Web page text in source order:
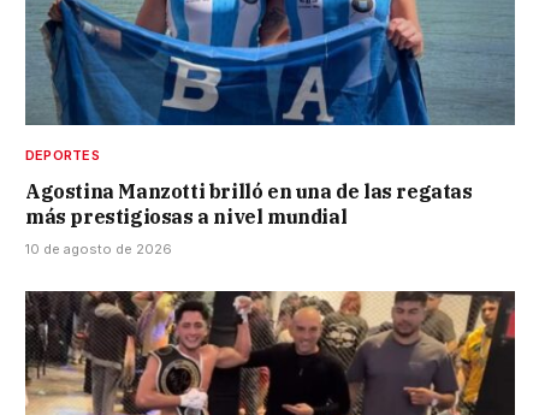
DEPORTES
Agostina Manzotti brilló en una de las regatas
más prestigiosas a nivel mundial
10 de agosto de 2026